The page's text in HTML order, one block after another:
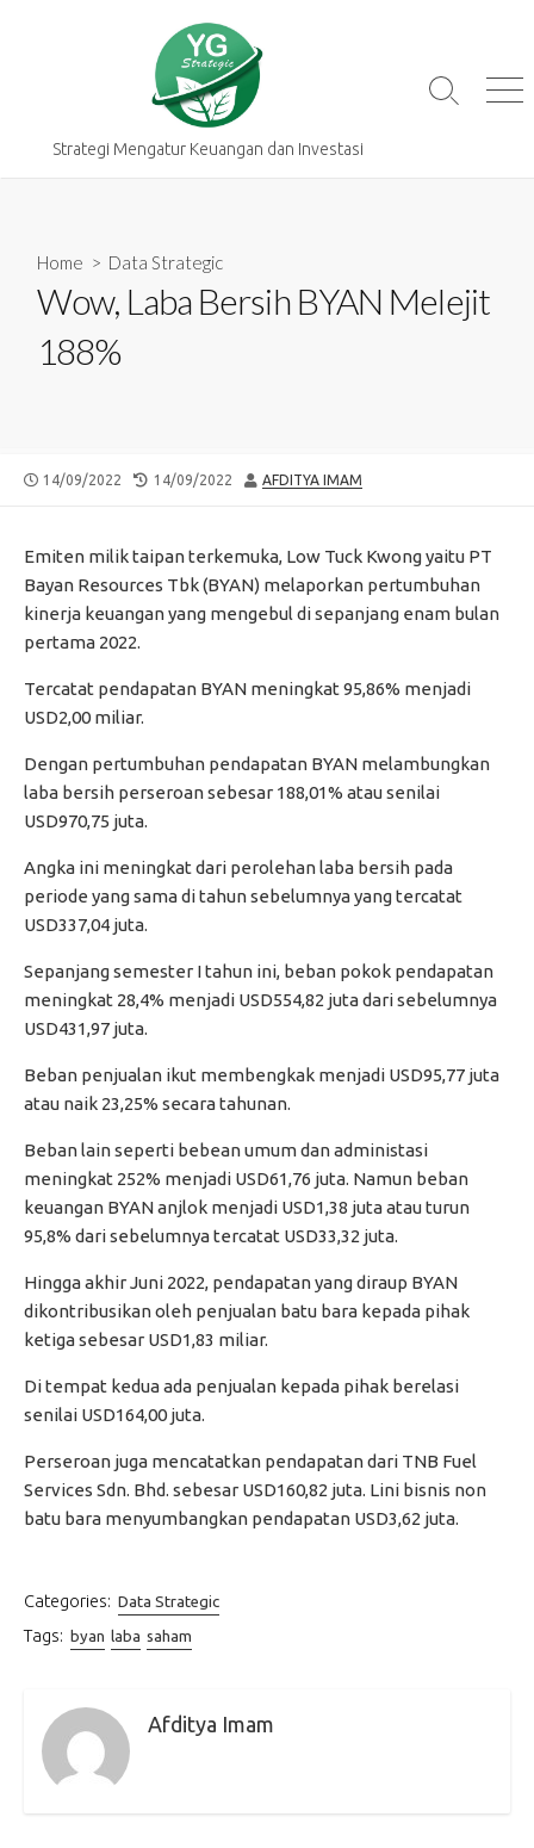
Strategi Mengatur Keuangan dan Investasi
Search
Home > Data Strategic
Wow, Laba Bersih BYAN Melejit
188%
PUBLISHED
14/09/2022
LAST
14/09/2022 AUTHOR
AFDITYA IMAM
Emiten milik taipan terkemuka, Low Tuck Kwong yaitu PT
Bayan Resources Tbk (BYAN) melaporkan pertumbuhan
kinerja keuangan yang mengebul di sepanjang enam bulan
pertama 2022.
Tercatat pendapatan BYAN meningkat 95,86% menjadi
USD2,00 miliar.
Dengan pertumbuhan pendapatan BYAN melambungkan
laba bersih perseroan sebesar 188,01% atau senilai
USD970,75 juta.
Angka ini meningkat dari perolehan laba bersih pada
periode yang sama di tahun sebelumnya yang tercatat
USD337,04 juta.
Sepanjang semester I tahun ini, beban pokok pendapatan
meningkat 28,4% menjadi USD554,82 juta dari sebelumnya
USD431,97 juta.
Beban penjualan ikut membengkak menjadi USD95,77 juta
atau naik 23,25% secara tahunan.
Beban lain seperti bebean umum dan administasi
meningkat 252% menjadi USD61,76 juta. Namun beban
keuangan BYAN anjlok menjadi USD1,38 juta atau turun
95,8% dari sebelumnya tercatat USD33,32 juta.
Hingga akhir Juni 2022, pendapatan yang diraup BYAN
dikontribusikan oleh penjualan batu bara kepada pihak
ketiga sebesar USD1,83 miliar.
Di tempat kedua ada penjualan kepada pihak berelasi
senilai USD164,00 juta.
Perseroan juga mencatatkan pendapatan dari TNB Fuel
Services Sdn. Bhd. sebesar USD160,82 juta. Lini bisnis non
batu bara menyumbangkan pendapatan USD3,62 juta.
Categories: Data Strategic
Tags: byan laba saham
Afditya Imam